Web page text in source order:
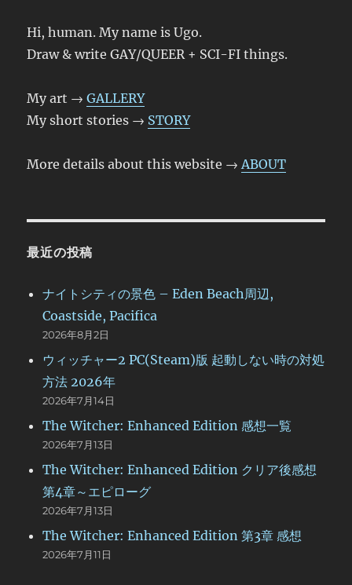
Hi, human. My name is Ugo.
Draw & write GAY/QUEER + SCI-FI things.
My art →GALLERY
My short stories → STORY
More details about this website →ABOUT
最近の投稿
ナイトシティの景色 – Eden Beach周辺,
Coastside, Pacifica
2026年8月2日
ウィッチャー2 PC(Steam)版 起動しない時の対処
方法 2026年
2026年7月14日
The Witcher: Enhanced Edition 感想一覧
2026年7月13日
The Witcher: Enhanced Edition クリア後感想
第4章～エピローグ
2026年7月13日
The Witcher: Enhanced Edition 第3章 感想
2026年7月11日